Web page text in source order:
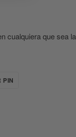
cualquiera que sea
PIN